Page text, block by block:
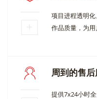
项目进程透明
作品质量，为用
周到的售
提供7x24小时